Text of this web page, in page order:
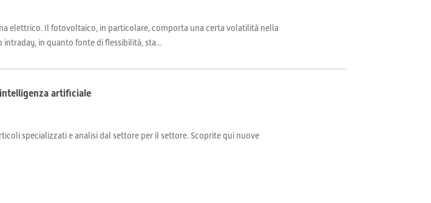
elettrico. Il fotovoltaico, in particolare, comporta una certa volatilità nella
in quanto fonte di flessibilità, sta...
artificiale
specializzati e analisi dal settore per il settore. Scoprite qui nuove